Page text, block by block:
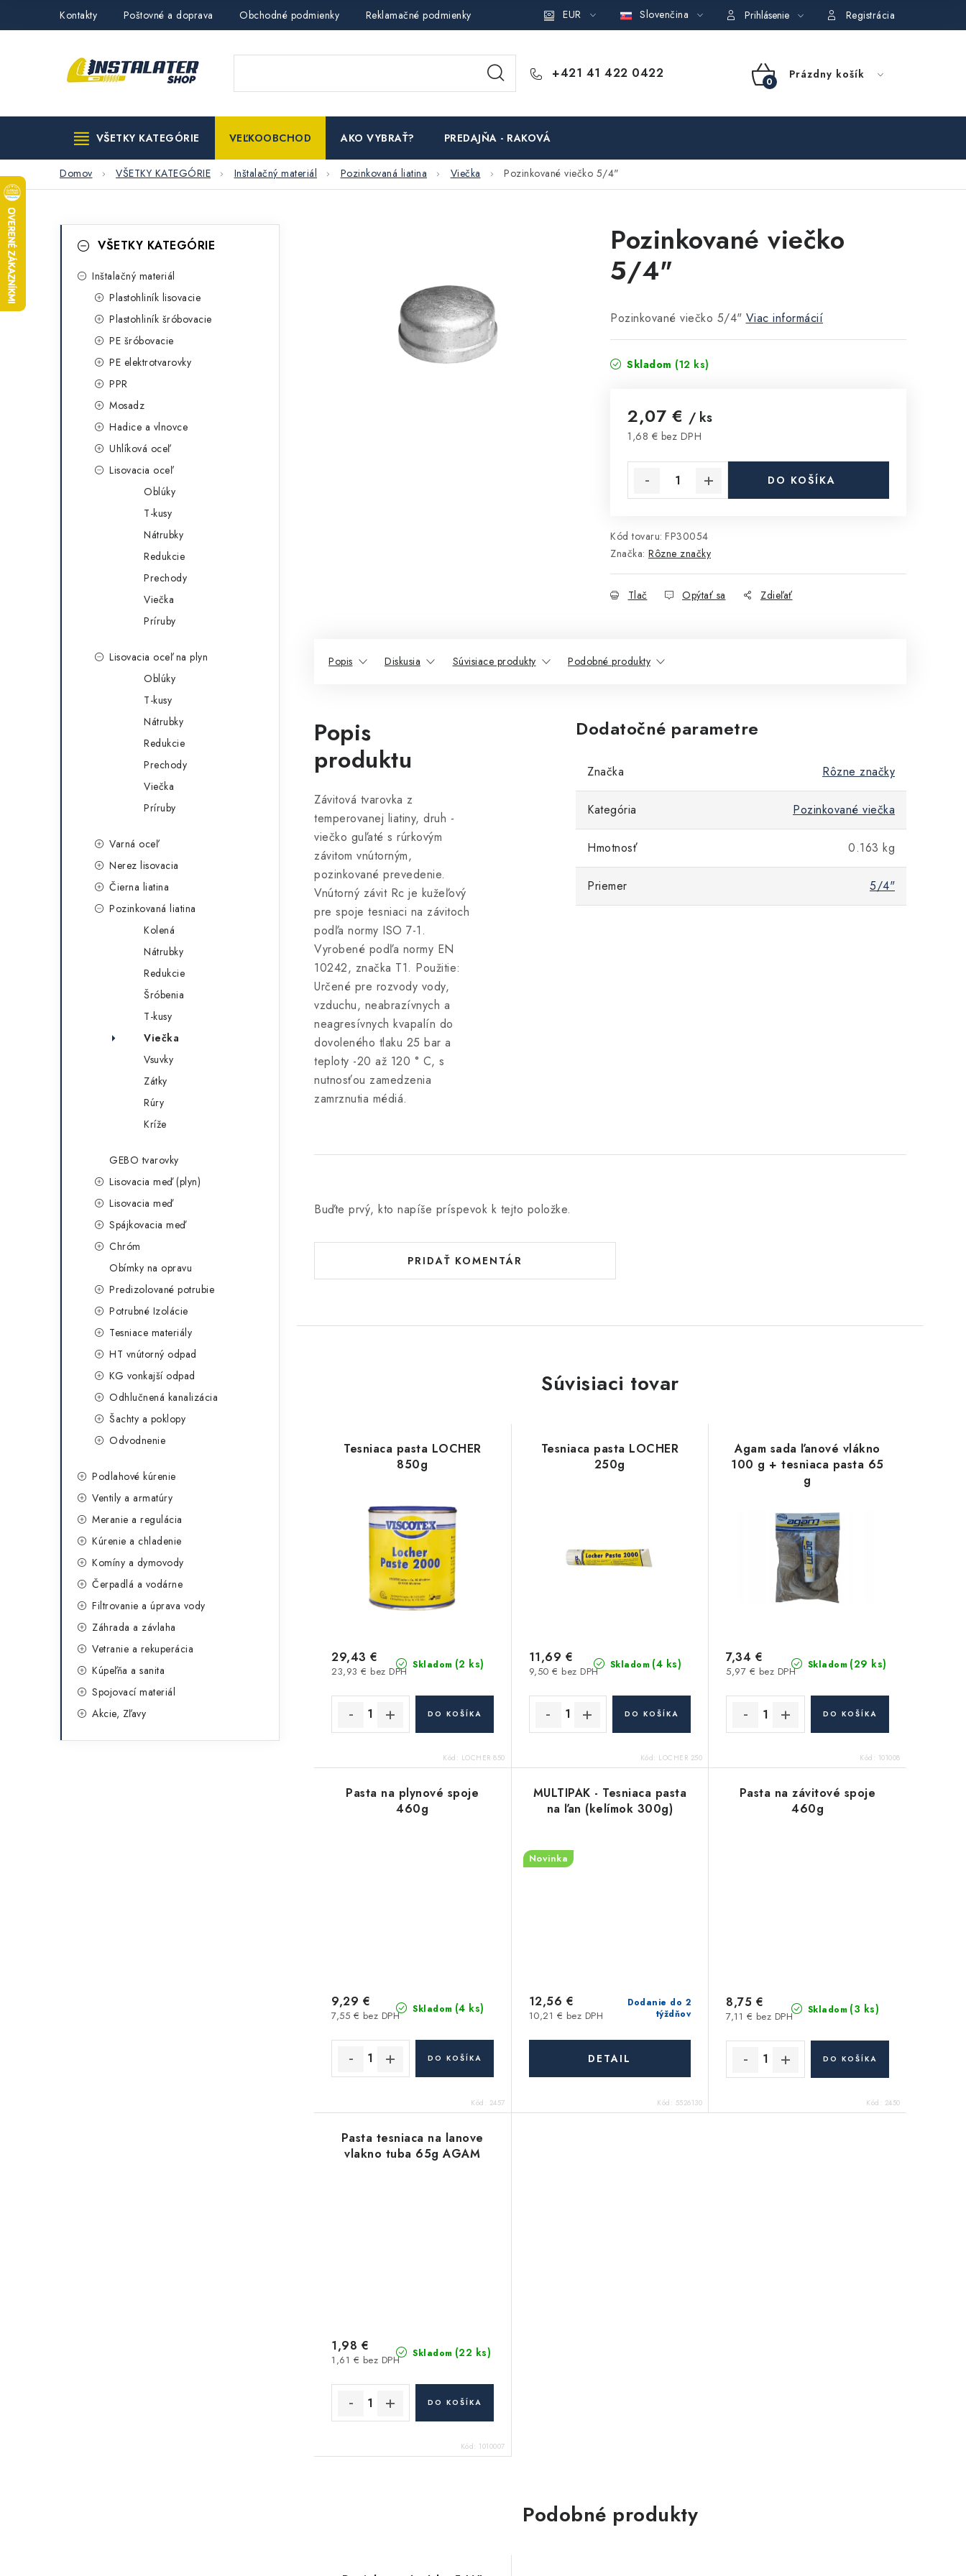
Kontakty Poštovné a doprava Obchodné podmienky Reklamačné podmienky Podmienky ochrany osobných údajov Obchodné podmienky požičovne náradia
EUR Slovenčina Prihlásenie Registrácia
+421 41 422 0422
NÁKUPNÝ
Prázdny košík
VŠETKY KATEGÓRIE VEĽKOOBCHOD AKO VYBRAŤ? PREDAJŇA - RAKOVÁ
Domov VŠETKY KATEGÓRIE Inštalačný materiál Pozinkovaná liatina Viečka Pozinkované viečko 5/4"
kategórieVŠETKY KATEGÓRIE
Inštalačný materiál
Plastohliník lisovacie
Plastohliník šróbovacie
PE šróbovacie
PE elektrotvarovky
PPR
Mosadz
Hadice a vlnovce
Uhlíková oceľ
Lisovacia oceľ
Oblúky
T-kusy
Nátrubky
Redukcie
Prechody
Viečka
Príruby
Lisovacia oceľ na plyn
Oblúky
T-kusy
Nátrubky
Redukcie
Prechody
Viečka
Príruby
Varná oceľ
Nerez lisovacia
Čierna liatina
Pozinkovaná liatina
Kolená
Nátrubky
Redukcie
Šróbenia
T-kusy
Viečka
Vsuvky
Zátky
Rúry
Kríže
GEBO tvarovky
Lisovacia meď (plyn)
Lisovacia meď
Spájkovacia meď
Chróm
Obímky na opravu
Predizolované potrubie
Potrubné Izolácie
Tesniace materiály
HT vnútorný odpad
KG vonkajší odpad
Odhlučnená kanalizácia
Šachty a poklopy
Odvodnenie
Podlahové kúrenie
Ventily a armatúry
Meranie a regulácia
Kúrenie a chladenie
Komíny a dymovody
Čerpadlá a vodárne
Filtrovanie a úprava vody
Záhrada a závlaha
Vetranie a rekuperácia
Kúpeľňa a sanita
Spojovací materiál
Akcie, Zľavy
Pozinkované viečko
5/4"
Pozinkované viečko 5/4" Viac informácií
Skladom (12 ks)
2,07 € / ks
1,68 € bez DPH
DO KOŠÍKA
Kód tovaru: FP30054
Značka: Rôzne značky
Tlač Opýtať sa Zdieľať
Popis Diskusia Súvisiace produkty Podobné produkty
Popis
produktu
Závitová tvarovka z
temperovanej liatiny, druh -
viečko guľaté s rúrkovým
závitom vnútorným,
pozinkované prevedenie.
Vnútorný závit Rc je kužeľový
pre spoje tesniaci na závitoch
podľa normy ISO 7-1.
Vyrobené podľa normy EN
10242, značka T1. Použitie:
Určené pre rozvody vody,
vzduchu, neabrazívnych a
neagresívnych kvapalín do
dovoleného tlaku 25 bar a
teploty -20 až 120 ° C, s
nutnosťou zamedzenia
zamrznutia médiá.
Dodatočné parametre
Značka Rôzne značky
Kategória Pozinkované viečka
Hmotnosť 0.163 kg
Priemer 5/4"
Buďte prvý, kto napíše príspevok k tejto položke.
PRIDAŤ KOMENTÁR
Súvisiaci tovar
Tesniaca pasta LOCHER
850g
Skladom (2 ks)
23,93 € bez DPH
29,43 €
DO KOŠÍKA
Kód: LOCHER 850
Tesniaca pasta LOCHER
250g
Skladom (4 ks)
9,50 € bez DPH
11,69 €
DO KOŠÍKA
Kód: LOCHER 250
Agam sada ľanové vlákno
100 g + tesniaca pasta 65
g
Skladom (29 ks)
5,97 € bez DPH
7,34 €
DO KOŠÍKA
Kód: 101008
Pasta na plynové spoje
460g
Skladom (4 ks)
7,55 € bez DPH
9,29 €
DO KOŠÍKA
Kód: 2457
MULTIPAK - Tesniaca pasta
na ľan (kelímok 300g)
Novinka
Dodanie do 2
týždňov
10,21 € bez DPH
12,56 €
DETAIL
Kód: 5526130
Pasta na závitové spoje
460g
Skladom (3 ks)
7,11 € bez DPH
8,75 €
DO KOŠÍKA
Kód: 2450
Pasta tesniaca na lanove
vlakno tuba 65g AGAM
Skladom (22 ks)
1,61 € bez DPH
1,98 €
DO KOŠÍKA
Kód: 1010007
Podobné produkty